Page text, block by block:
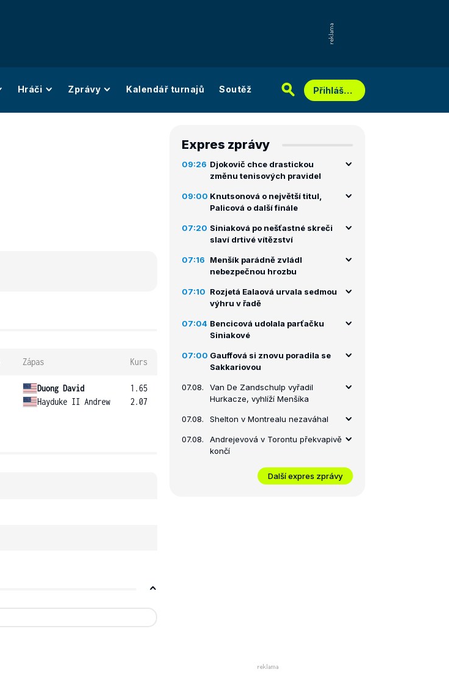
Hráči Zprávy Kalendář turnajů Soutěž Přihlášení
Zápas Kurs
Duong David
Hayduke II Andrew
1.65
2.07
Expres zprávy
09:26 Djokovič chce drastickou
změnu tenisových pravidel
09:00 Knutsonová o největší titul,
Palicová o další finále
07:20 Siniaková po nešťastné skreči
slaví drtivé vítězství
07:16
Menšík parádně zvládl
nebezpečnou hrozbu
07:10 Rozjetá Ealaová urvala sedmou
výhru v řadě
07:04 Bencicová udolala parťačku
Siniakové
07:00 Gauffová si znovu poradila se
Sakkariovou
07.08.
Van De Zandschulp vyřadil
Hurkacze, vyhlíží Menšíka
07.08. Shelton v Montrealu nezaváhal
07.08.
Andrejevová v Torontu překvapivě
končí
Další expres zprávy